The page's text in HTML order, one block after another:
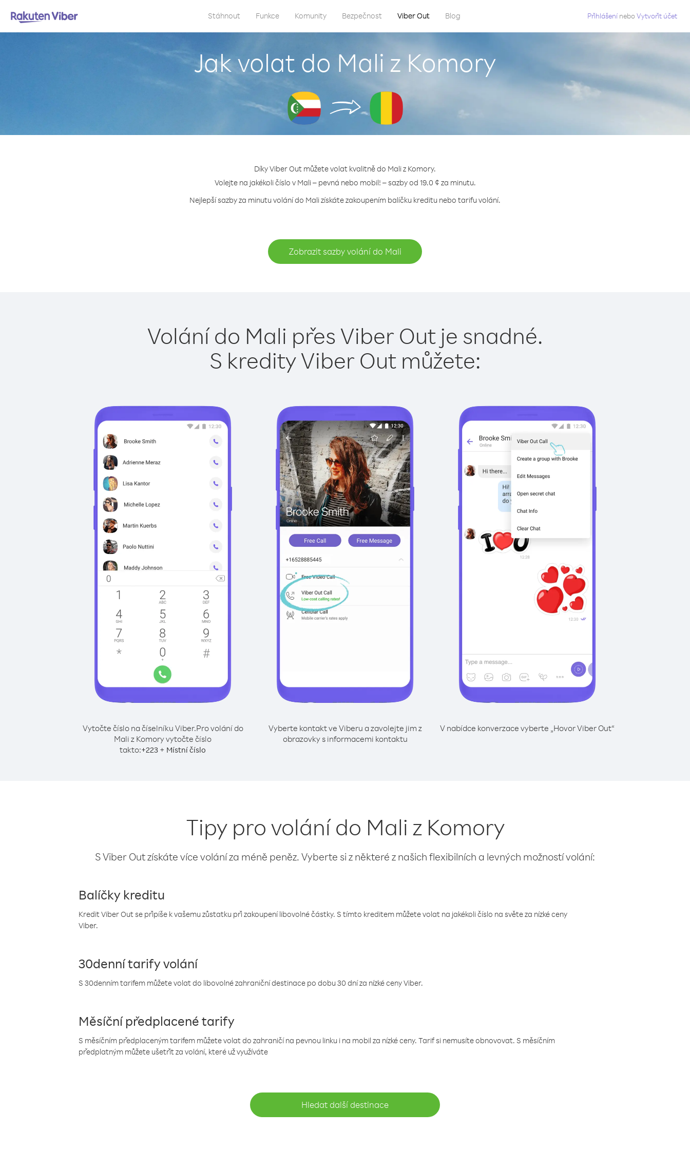
Stáhnout Funkce Komunity Bezpečnost Viber Out Blog Přihlášení neboVytvořit účet
Jak volat do Mali z Komory
Díky Viber Out můžete volat kvalitně do Mali z Komory.
Volejte na jakékoli číslo v Mali – pevná nebo mobil! – sazby od 19.0 ¢ za minutu.
Nejlepší sazby za minutu volání do Mali získáte zakoupením balíčku kreditu nebo tarifu volání.
Zobrazit sazby volání do Mali
Volání do Mali přes Viber Out je snadné.
S kredity Viber Out můžete:
Vytočte číslo na číselníku Viber.Pro volání do
Mali z Komory vytočte číslo
takto:+223 + Místní číslo
Vyberte kontakt ve Viberu a zavolejte jim z
obrazovky s informacemi kontaktu
V nabídce konverzace vyberte „Hovor Viber Out“
Tipy pro volání do Mali z Komory
S Viber Out získáte více volání za méně peněz. Vyberte si z některé z našich flexibilních a levných možností volání:
Balíčky kreditu
Kredit Viber Out se připíše k vašemu zůstatku při zakoupení libovolné částky. S tímto kreditem můžete volat na jakékoli číslo na světe za nízké ceny
Viber.
30denní tarify volání
S 30denním tarifem můžete volat do libovolné zahraniční destinace po dobu 30 dní za nízké ceny Viber.
Měsíční předplacené tarify
S měsíčním předplaceným tarifem můžete volat do zahraničí na pevnou linku i na mobil za nízké ceny. Tarif si nemusíte obnovovat. S měsíčním
předplatným můžete ušetřit za volání, které už využíváte
Hledat další destinace